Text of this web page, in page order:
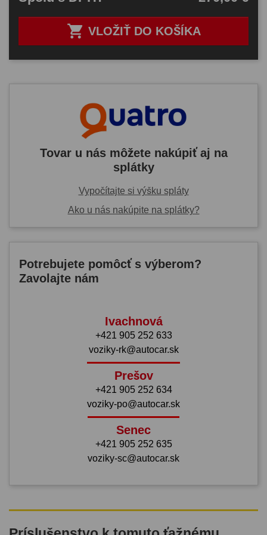
 VLOŽIŤ DO KOŠÍKA
Tovar u nás môžete nakúpiť aj na
splátky
Vypočítajte si výšku spláty
Ako u nás nakúpite na splátky?
Potrebujete pomôcť s výberom?
Zavolajte nám
Ivachnová
+421 905 252 633
voziky-rk@autocar.sk
Prešov
+421 905 252 634
voziky-po@autocar.sk
Senec
+421 905 252 635
voziky-sc@autocar.sk